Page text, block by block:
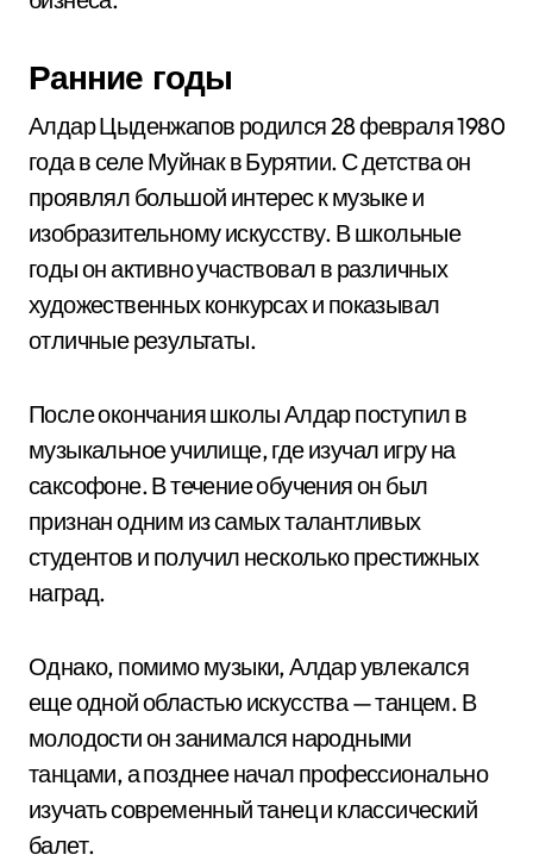
Ранние годы
Алдар Цыденжапов родился 28 февраля 1980
года в селе Муйнак в Бурятии. С детства он
проявлял большой интерес к музыке и
изобразительному искусству. В школьные
годы он активно участвовал в различных
художественных конкурсах и показывал
отличные результаты.
После окончания школы Алдар поступил в
музыкальное училище, где изучал игру на
саксофоне. В течение обучения он был
признан одним из самых талантливых
студентов и получил несколько престижных
наград.
Однако, помимо музыки, Алдар увлекался
еще одной областью искусства — танцем. В
молодости он занимался народными
танцами, а позднее начал профессионально
изучать современный танец и классический
балет.